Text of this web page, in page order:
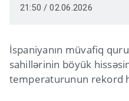
21:50 / 02.06.2026
İspaniyanın müvafiq
sahillərinin böyük
temperaturunun rekord